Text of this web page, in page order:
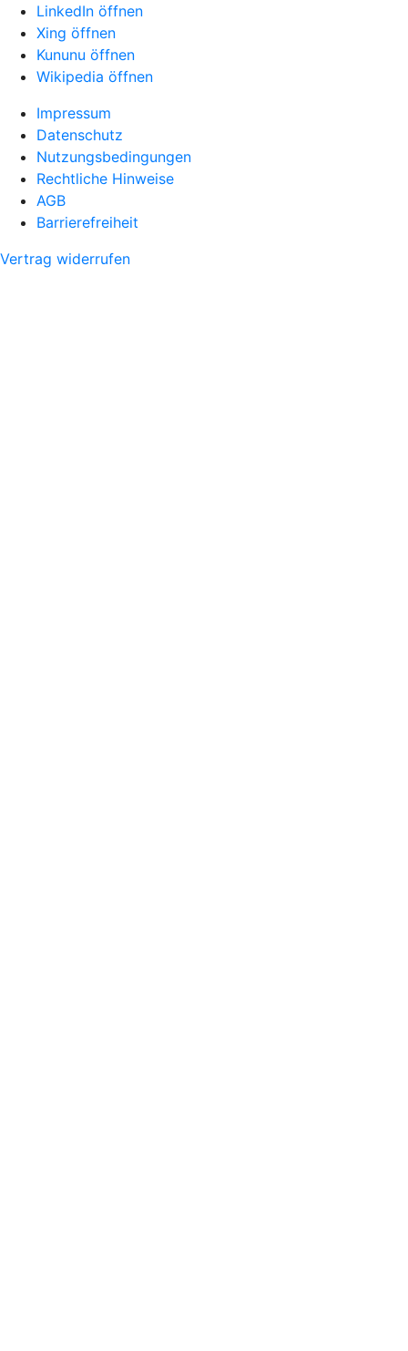
LinkedIn öffnen
Xing öffnen
Kununu öffnen
Wikipedia öffnen
Impressum
Datenschutz
Nutzungsbedingungen
Rechtliche Hinweise
AGB
Barrierefreiheit
Vertrag widerrufen